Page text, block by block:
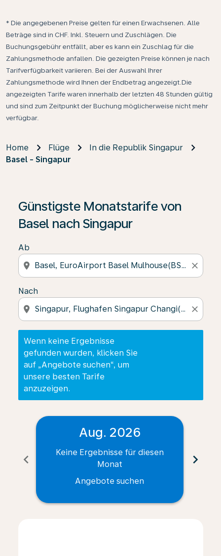
* Die angegebenen Preise gelten für einen Erwachsenen. Alle
Beträge sind in CHF. Inkl. Steuern und Zuschlägen. Die
Buchungsgebühr entfällt, aber es kann ein Zuschlag für die
Zahlungsmethode anfallen. Die gezeigten Preise können je nach
Tarifverfügbarkeit variieren. Bei der Auswahl Ihrer
Zahlungsmethode wird Ihnen der Endbetrag angezeigt.Die
angezeigten Tarife waren innerhalb der letzten 48 Stunden gültig
und sind zum Zeitpunkt der Buchung möglicherweise nicht mehr
verfügbar.
Home Flüge
In die Republik Singapur
Basel - Singapur
Günstigste Monatstarife von
Basel nach Singapur
Ab
location_on close
Nach
location_on close
Wenn keine Ergebnisse
gefunden wurden, klicken Sie
auf „Angebote suchen“, um
unsere besten Tarife
anzuzeigen.
Wenn keine Ergebnisse gefunden wurden, klicken
chevron_left
Aug. 2026
Keine Ergebnisse für diesen
Monat
Angebote suchen
chevron_right